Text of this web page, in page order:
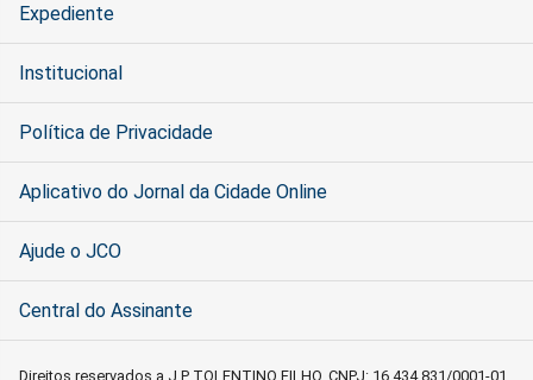
Expediente
Institucional
Política de Privacidade
Aplicativo do Jornal da Cidade Online
Ajude o JCO
Central do Assinante
Direitos reservados a J P TOLENTINO FILHO, CNPJ: 16.434.831/0001-01